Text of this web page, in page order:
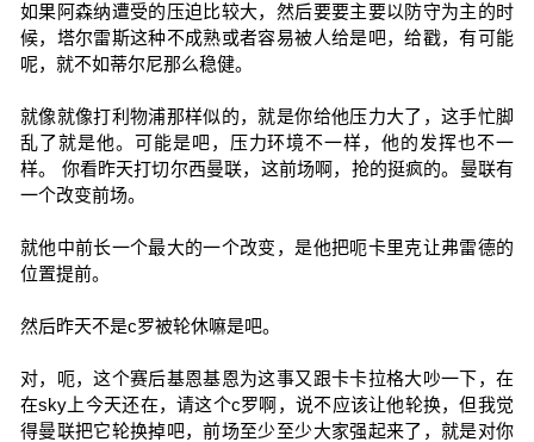
如果阿森纳遭受的压迫比较大，然后要要主要以防守为主的时
候，塔尔雷斯这种不成熟或者容易被人给是吧，给戳，有可能
呢，就不如蒂尔尼那么稳健。
就像就像打利物浦那样似的，就是你给他压力大了，这手忙脚
乱了就是他。可能是吧，压力环境不一样，他的发挥也不一
样。 你看昨天打切尔西曼联，这前场啊，抢的挺疯的。曼联有
一个改变前场。
就他中前长一个最大的一个改变，是他把呃卡里克让弗雷德的
位置提前。
然后昨天不是c罗被轮休嘛是吧。
对，呃，这个赛后基恩基恩为这事又跟卡卡拉格大吵一下，在
在sky上今天还在，请这个c罗啊，说不应该让他轮换，但我觉
得曼联把它轮换掉吧，前场至少至少大家强起来了，就是对你